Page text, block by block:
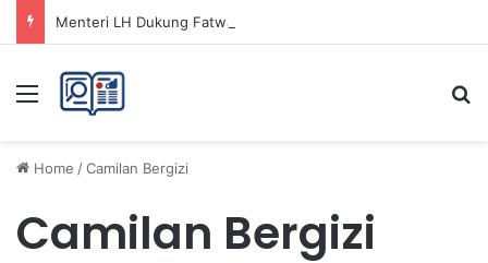
Menu
Home /Camilan Bergizi
Camilan Bergizi